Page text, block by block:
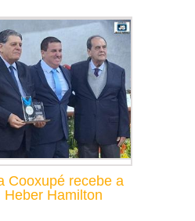
Cooxupé recebe a
Heber Hamilton